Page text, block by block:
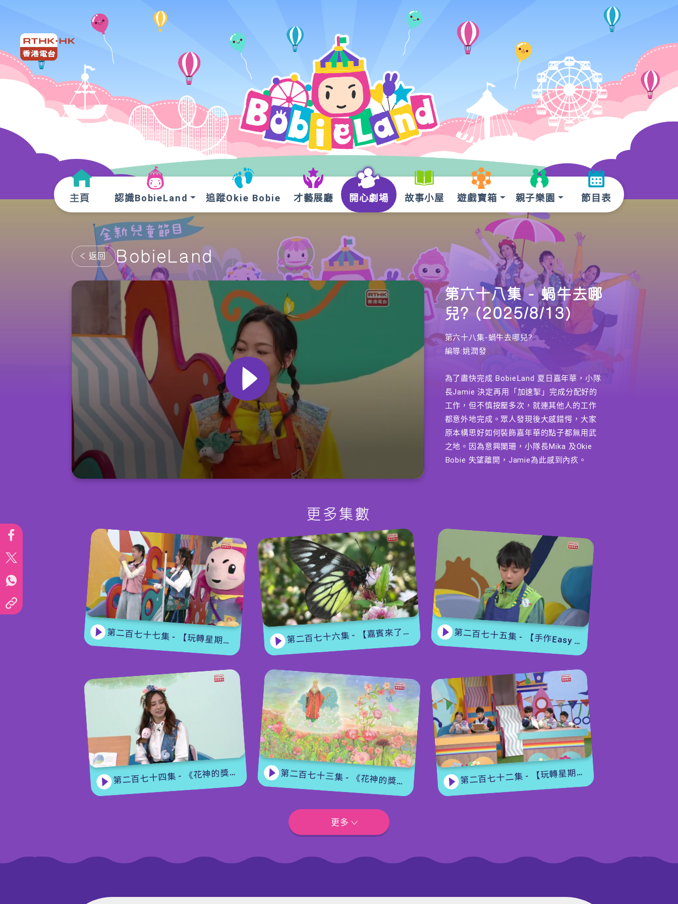
主頁 認識BobieLand 追蹤Okie Bobie 才藝展廳 開心劇場 故事小屋 遊戲寶箱 親子樂園 節目表
返回 BobieLand
secondsVolume
第六十八集 - 蝸牛去哪
兒? (2025/8/13)
第六十八集-蝸牛去哪兒?
編導:姚潤發
為了盡快完成 BobieLand 夏日嘉年華，小隊
長Jamie 決定再用「加速掣」完成分配好的
工作，但不慎按壓多次，就連其他人的工作
都意外地完成。眾人發現後大感錯愕，大家
原本構思好如何裝飾嘉年華的點子都無用武
之地。因為意興闌珊，小隊長Mika 及Okie
Bobie 失望離開，Jamie為此感到內疚。
Magic Kelvin更即場邀請小園友出來分享自
創的魔術故事，你都想成為小小魔術師，就
不要錯過啦。
【Yummy Time】
三文治都可以變成蝸牛?大家只要利用麵包、
火腿、芝士和蛋等材料，就可以把普通三文
治搖身一變，成為栩栩如生的蝸牛，大家甚
至可以利用不同配料，咸甜皆可，製作一隻
屬於你獨一無二的蝸牛捲卷三文治。
更多集數
第二百七十七集 - 【玩轉星期五】 蝴蝶變變變 第二百七十六集 - 【嘉賓來了】 蝴蝶專家 第二百七十五集 - 【手作Easy Job】 盆栽磨菇 【Yummy Time】仲夏蝴蝶粉
第二百七十四集 - 《花神的獎勵》下集 第二百七十三集 - 《花神的獎勵》上集 第二百七十二集 - 【玩轉星期五】眼力大挑戰
更多